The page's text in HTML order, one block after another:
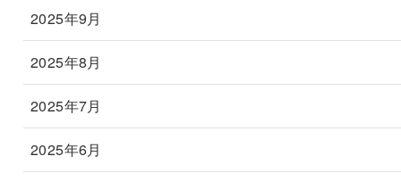
2025年9月
2025年8月
2025年7月
2025年6月